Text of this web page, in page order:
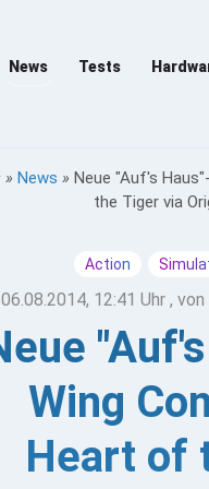
News Tests
» News » Neue "Auf's
the Tiger via
Action
06.08.2014, 12:41 Uhr , von
Wing
Heart of